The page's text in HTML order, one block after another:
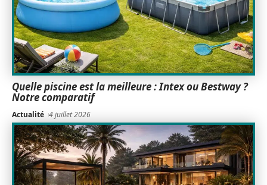
Quelle piscine est la meilleure : Intex ou Bestway ?
Notre comparatif
Actualité 4 juillet 2026